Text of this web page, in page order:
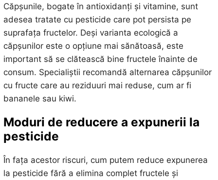
Căpșunile, bogate în antioxidanți și vitamine, sunt
adesea tratate cu pesticide care pot persista pe
suprafața fructelor. Deși varianta ecologică a
căpșunilor este o opțiune mai sănătoasă, este
important să se clătească bine fructele înainte de
consum. Specialiștii recomandă alternarea căpșunilor
cu fructe care au reziduuri mai reduse, cum ar fi
bananele sau kiwi.
Moduri de reducere a expunerii la
pesticide
În fața acestor riscuri, cum putem reduce expunerea
la pesticide fără a elimina complet fructele și